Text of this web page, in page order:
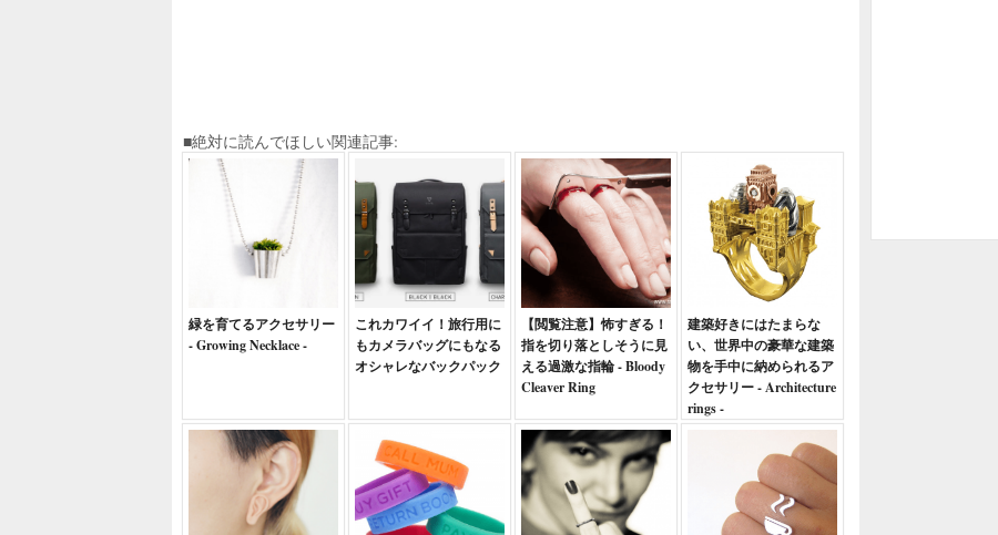
■絶対に読んでほしい関連記事:
緑を育てるアクセサリー
- Growing Necklace -
これカワイイ！旅行用に
もカメラバッグにもなる
オシャレなバックパック
【閲覧注意】怖すぎる！
指を切り落としそうに見
える過激な指輪 - Bloody
Cleaver Ring
建築好きにはたまらな
い、世界中の豪華な建築
物を手中に納められるア
クセサリー - Architecture
rings -